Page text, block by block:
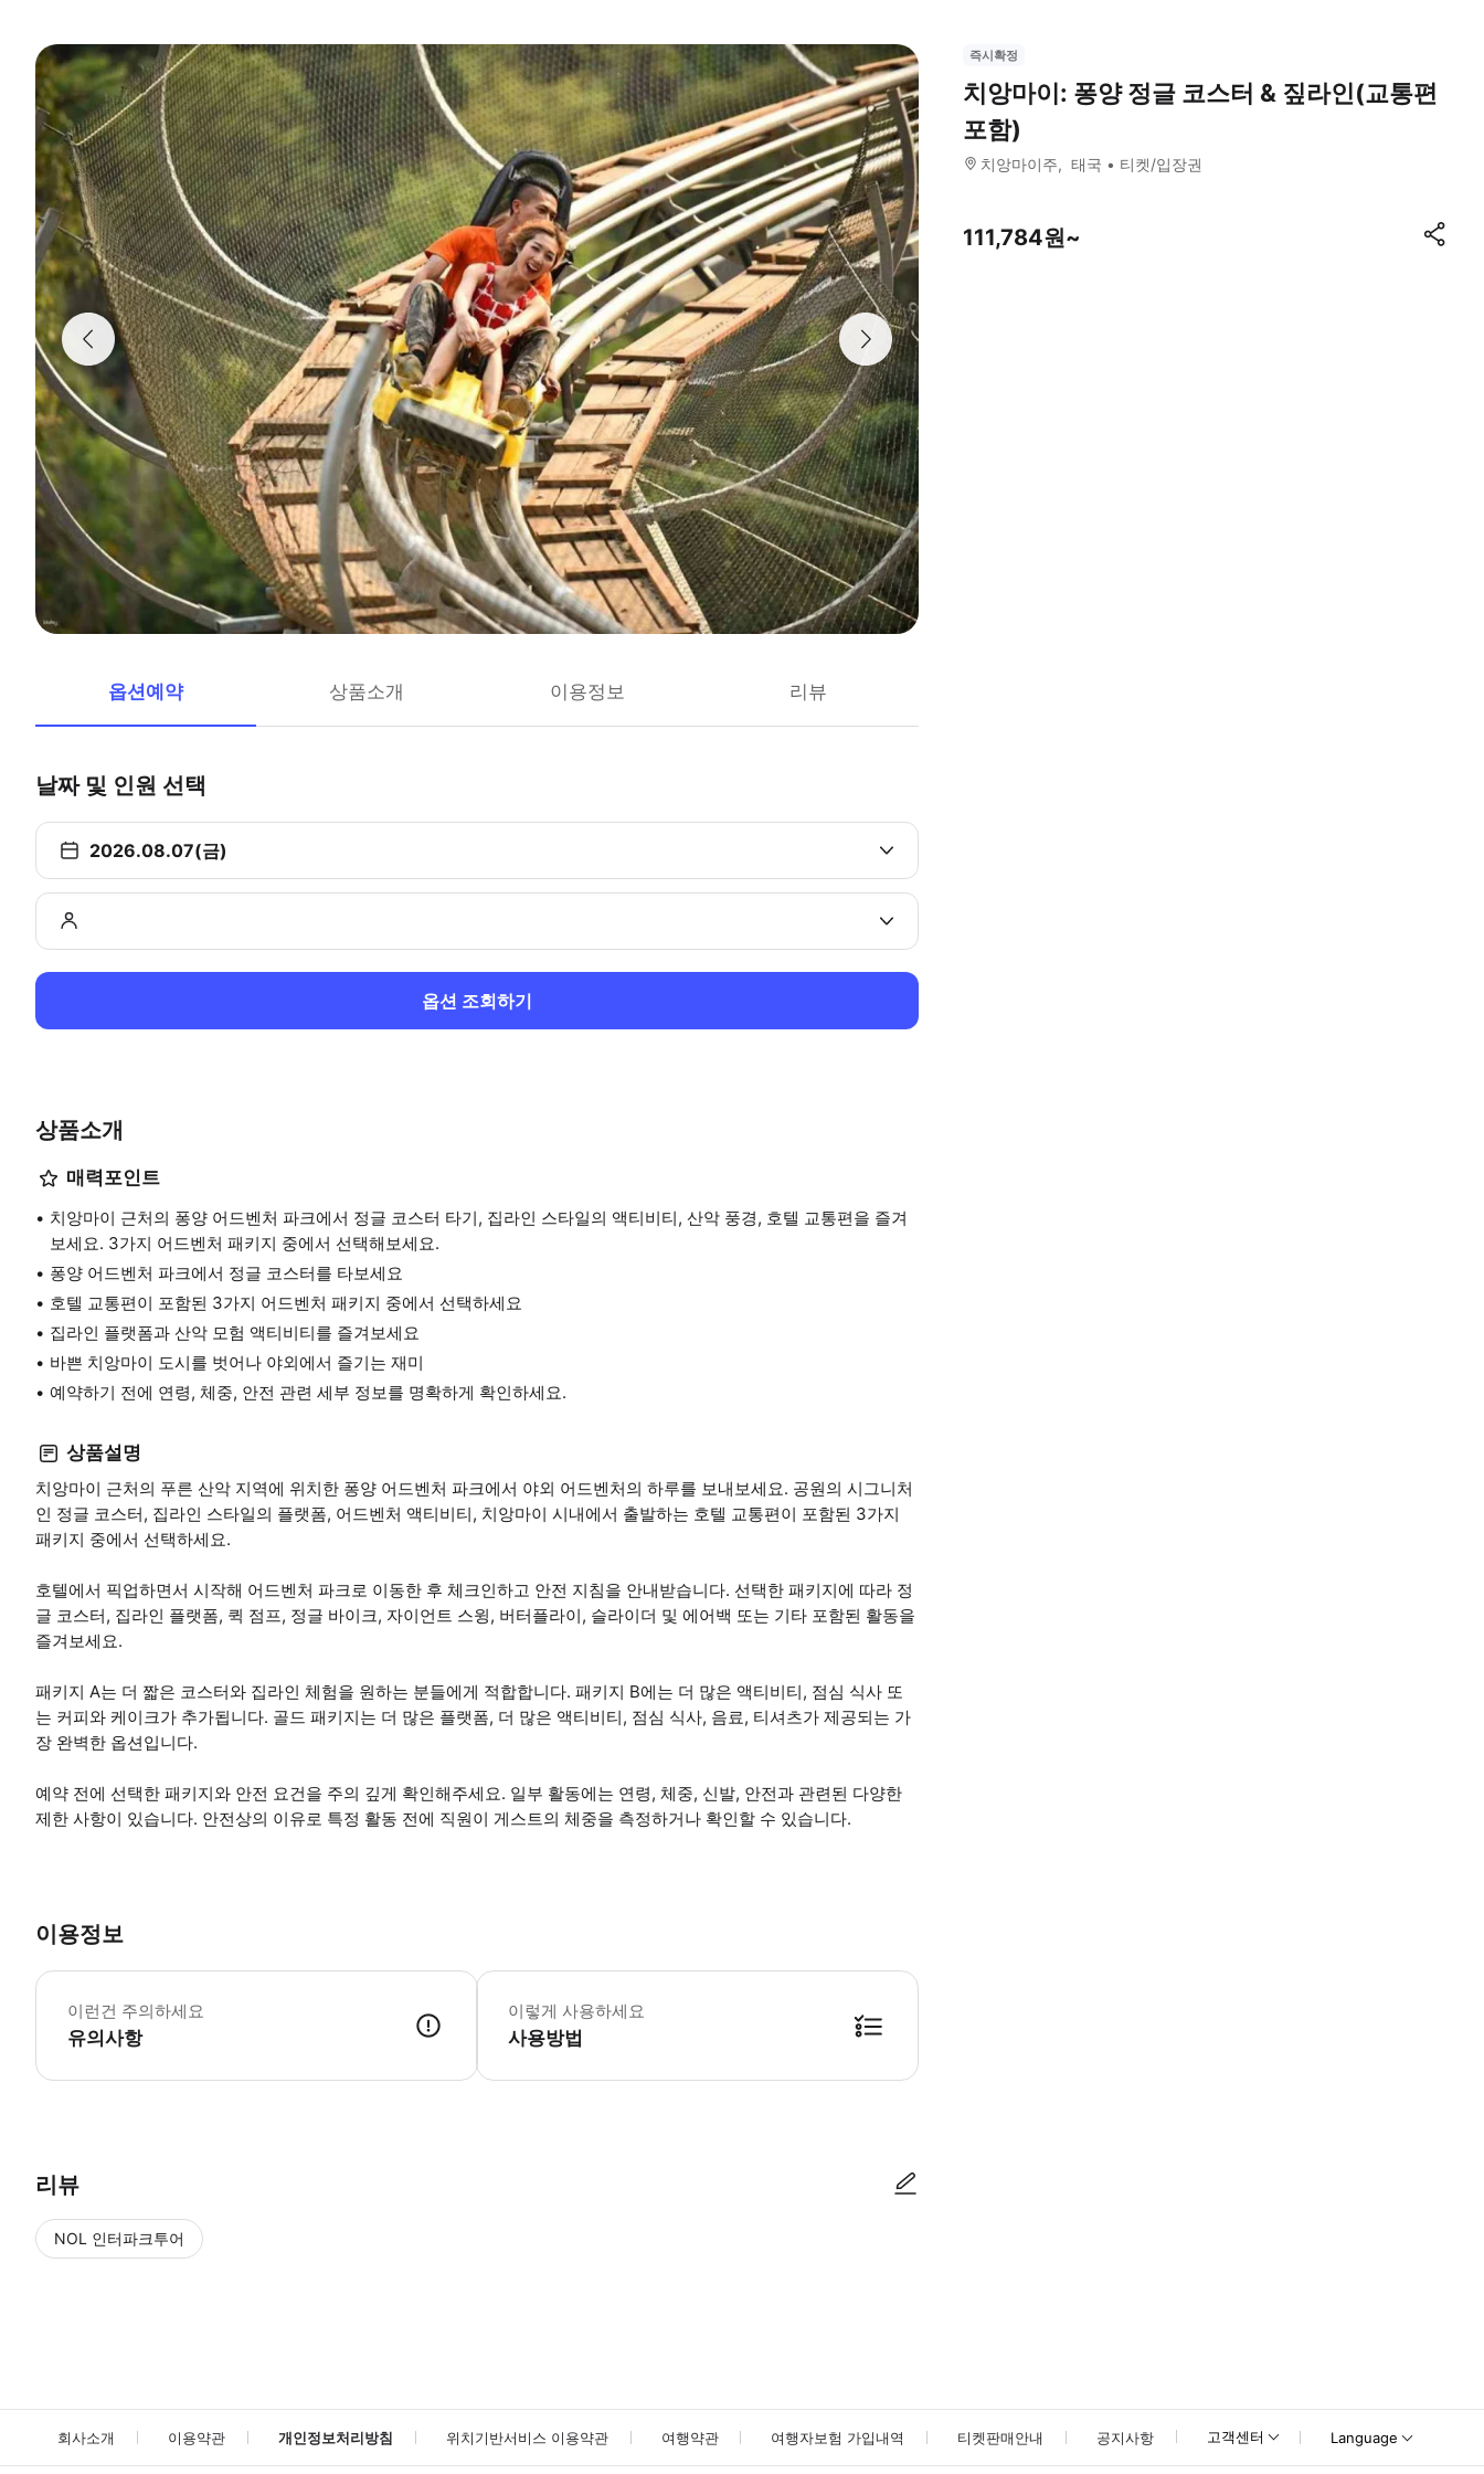
옵션예약 상품소개 이용정보 리뷰
날짜 및 인원 선택
2026.08.07(금)
옵션 조회하기
상품소개
매력포인트
치앙마이 근처의 퐁양 어드벤처 파크에서 정글 코스터 타기, 집라인 스타일의 액티비티, 산악 풍경, 호텔 교통편을 즐겨
보세요. 3가지 어드벤처 패키지 중에서 선택해보세요.
퐁양 어드벤처 파크에서 정글 코스터를 타보세요
호텔 교통편이 포함된 3가지 어드벤처 패키지 중에서 선택하세요
집라인 플랫폼과 산악 모험 액티비티를 즐겨보세요
바쁜 치앙마이 도시를 벗어나 야외에서 즐기는 재미
예약하기 전에 연령, 체중, 안전 관련 세부 정보를 명확하게 확인하세요.
상품설명
치앙마이 근처의 푸른 산악 지역에 위치한 퐁양 어드벤처 파크에서 야외 어드벤처의 하루를 보내보세요. 공원의 시그니처
인 정글 코스터, 집라인 스타일의 플랫폼, 어드벤처 액티비티, 치앙마이 시내에서 출발하는 호텔 교통편이 포함된 3가지
패키지 중에서 선택하세요.
호텔에서 픽업하면서 시작해 어드벤처 파크로 이동한 후 체크인하고 안전 지침을 안내받습니다. 선택한 패키지에 따라 정
글 코스터, 집라인 플랫폼, 퀵 점프, 정글 바이크, 자이언트 스윙, 버터플라이, 슬라이더 및 에어백 또는 기타 포함된 활동을
즐겨보세요.
패키지 A는 더 짧은 코스터와 집라인 체험을 원하는 분들에게 적합합니다. 패키지 B에는 더 많은 액티비티, 점심 식사 또
는 커피와 케이크가 추가됩니다. 골드 패키지는 더 많은 플랫폼, 더 많은 액티비티, 점심 식사, 음료, 티셔츠가 제공되는 가
장 완벽한 옵션입니다.
예약 전에 선택한 패키지와 안전 요건을 주의 깊게 확인해주세요. 일부 활동에는 연령, 체중, 신발, 안전과 관련된 다양한
제한 사항이 있습니다. 안전상의 이유로 특정 활동 전에 직원이 게스트의 체중을 측정하거나 확인할 수 있습니다.
이용정보
이런건 주의하세요
유의사항
왕복 교통편: 예약당 300 THB의 할증료(승객 2명 미만) 정글 코스터: 성인과 만 3세 이상의 어린이에게 적합합니다. 코스터당 최대 2명. 총 중량은 150kg
이렇게 사용하세요
사용방법
리뷰
NOL 인터파크투어
즉시확정
치앙마이: 퐁양 정글 코스터 & 짚라인(교통편
포함)
치앙마이주 태국 티켓/입장권
111,784원~
회사소개 이용약관 개인정보처리방침 위치기반서비스 이용약관 여행약관 여행자보험 가입내역 티켓판매안내 공지사항 고객센터 Language